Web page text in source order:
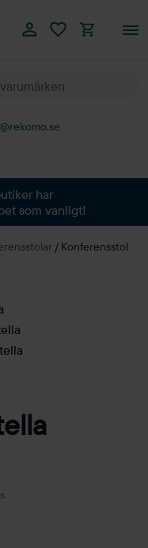
har
som vanligt!
/ Konferensstol